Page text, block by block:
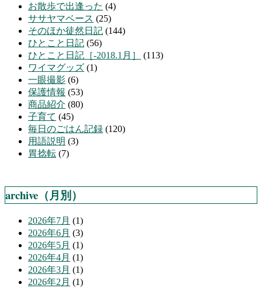
お散歩で出逢った (4)
ササヤマベース (25)
そのほか徒然日記 (144)
ひとこと日記 (56)
ひとこと日記［-2018.1月］
(113)
ワイマグッズ (1)
一眼撮影 (6)
保護情報 (53)
商品紹介 (80)
子育て (45)
毎日のごはん記録 (120)
用語説明 (3)
胃捻転 (7)
archive（月別）
2026年7月 (1)
2026年6月 (3)
2026年5月 (1)
2026年4月 (1)
2026年3月 (1)
2026年2月 (1)